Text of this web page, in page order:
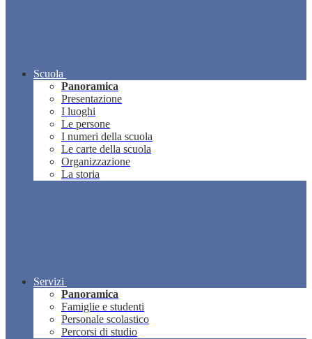
Scuola
Panoramica
Presentazione
I luoghi
Le persone
I numeri della scuola
Le carte della scuola
Organizzazione
La storia
Servizi
Panoramica
Famiglie e studenti
Personale scolastico
Percorsi di studio